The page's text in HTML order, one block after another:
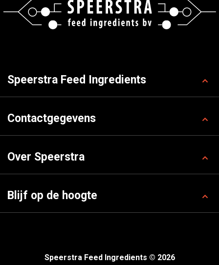
Speerstra Feed Ingredients
Contactgegevens
Over Speerstra
Blijf op de hoogte
Speerstra Feed Ingredients © 2026